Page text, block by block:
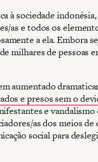
à sociedade indonésia,
as e todos os
a ela. Embora
milhares de pessoas
aumentado
e presos sem o
e
as dos meios de
social para